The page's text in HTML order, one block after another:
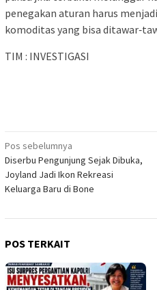
penegakan aturan harus
komoditas yang bisa
TIM : INVESTIGASI
Navigasi
pos
Pos sebelumnya
Diserbu Pengunjung Sejak Dibuka,
Joyland Jadi Ikon Rekreasi
Keluarga Baru di Bone
POS TERKAIT